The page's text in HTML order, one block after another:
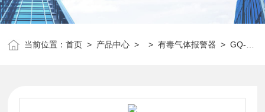
当前位置：首页 > 产品中心 > >有毒气体报警器 > GQ-YA-D400TE气体浓度报警器 一氧化碳